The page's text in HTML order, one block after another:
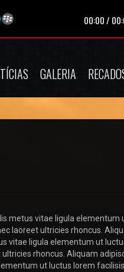
00:00/
GALERIA
metus vitae ligula
laoreet ultricies rhoncus.
ligula elementum ut
rhoncus. Aliquam
ut luctus lorem